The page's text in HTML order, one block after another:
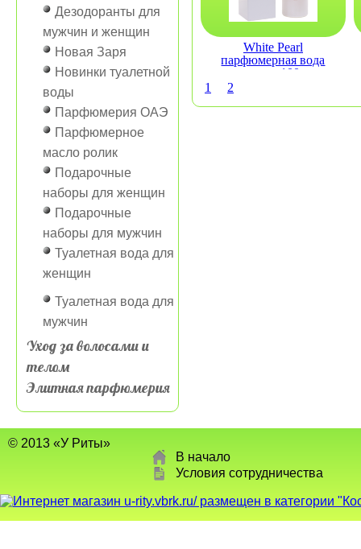
Дезодоранты для
мужчин и женщин
Новая Заря
Новинки туалетной
воды
Парфюмерия ОАЭ
Парфюмерное
масло ролик
Подарочные
наборы для женщин
Подарочные
наборы для мужчин
Туалетная вода для
женщин
Туалетная вода для
мужчин
Уход за волосами и
телом
Элитная парфюмерия
White Pearl
парфюмерная вода
женская 100мл
1
2
© 2013 «У Риты»
В начало
Условия сотрудничества